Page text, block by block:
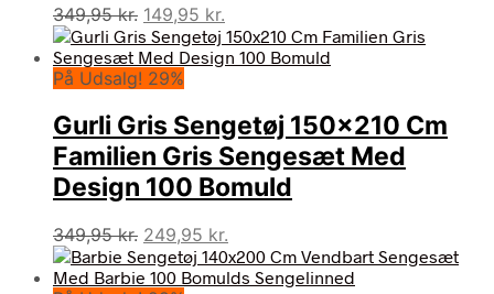
349,95kr. Den
oprindelige
pris
var:
149,95 kr.
aktuelle
pris
På Udsalg! 29%
Gurli Gris Sengetøj 150×210 Cm
Familien Gris Sengesæt Med
Design 100 Bomuld
349,95kr. Den
oprindelige
pris
249,95 kr.
aktuelle
pris